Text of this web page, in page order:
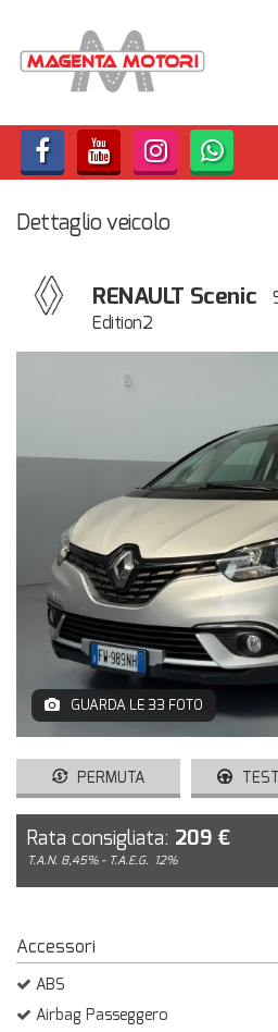
Dettaglio veicolo
RENAULT Scenic
Edition2
GUARDA LE 33 FOTO
PERMUTA
Rata consigliata: 209 €
T.A.N. 8,45% - T.A.E.G. 12%
Accessori
ABS
Airbag Passeggero